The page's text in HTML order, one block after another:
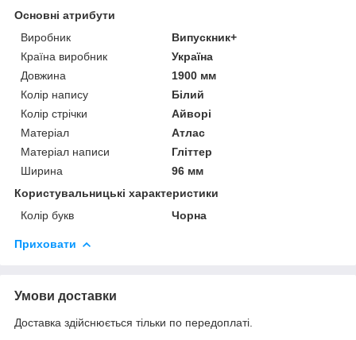
Основні атрибути
Виробник
Випускник+
Країна виробник
Україна
Довжина
1900 мм
Колір напису
Білий
Колір стрічки
Айворі
Матеріал
Атлас
Матеріал написи
Гліттер
Ширина
96 мм
Користувальницькі характеристики
Колір букв
Чорна
Приховати
Умови доставки
Доставка здійснюється тільки по передоплаті.